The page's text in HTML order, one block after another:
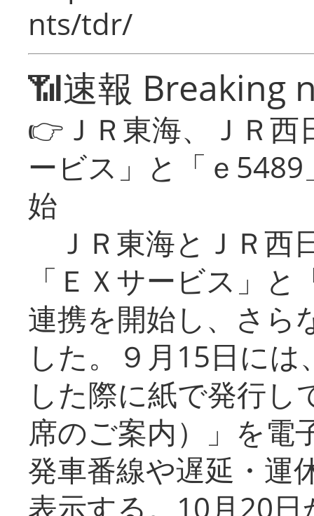
nts/tdr/
📶速報 Breaking
👉ＪＲ東海、ＪＲ
ービス」と「ｅ
始
ＪＲ東海とＪＲ西
「ＥＸサービス」
連携を開始し、さら
した。９月15日に
した際に紙で発行し
席のご案内）」を電
発車番線や遅延・運
表示する。10月20